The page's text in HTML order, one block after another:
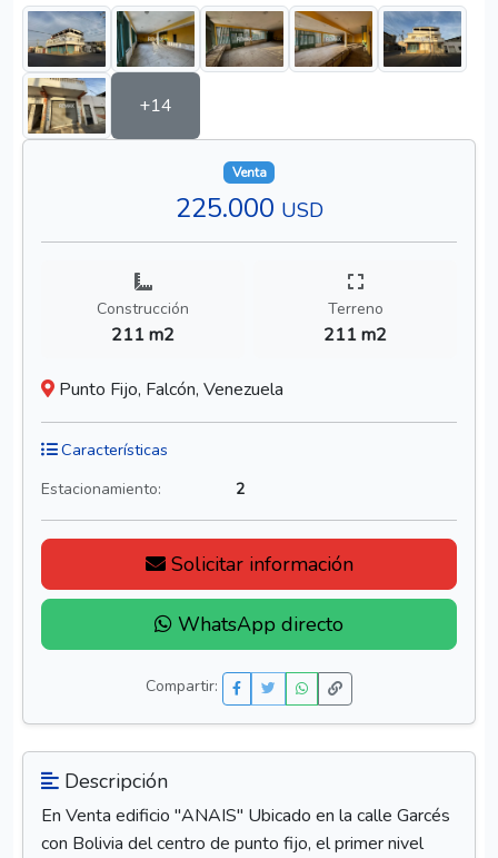
+14
Venta
225.000 USD
Construcción
211 m2
Terreno
211 m2
Punto Fijo, Falcón, Venezuela
Características
Estacionamiento: 2
Solicitar información
WhatsApp directo
Compartir:
Descripción
En Venta edificio "ANAIS" Ubicado en la calle Garcés
con Bolivia del centro de punto fijo, el primer nivel